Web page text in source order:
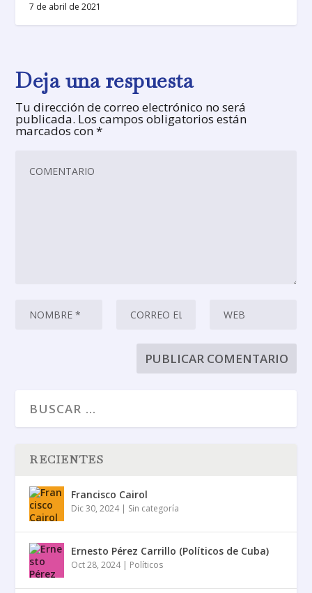
7 de abril de 2021
Deja una respuesta
Tu dirección de correo electrónico no será
publicada. Los campos obligatorios están
marcados con*
RECIENTES
Francisco Cairol
Dic 30, 2024| Sin categoría
Ernesto Pérez Carrillo (Políticos de Cuba)
Oct 28, 2024| Políticos